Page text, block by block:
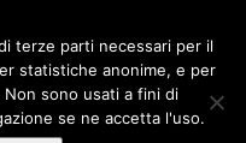
terze parti necessari per il
statistiche anonime, e per
sono usati a fini di
se ne accetta l'uso.